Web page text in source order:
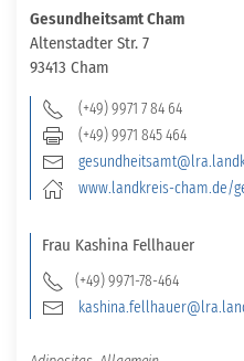
Gesundheitsamt Cham
Altenstadter Str. 7
93413 Cham
(+49) 9971 7 84 64
(+49) 9971 845 464
www.landkreis-cham.de/
Frau Kashina Fellhauer
(+49) 9971-78-464